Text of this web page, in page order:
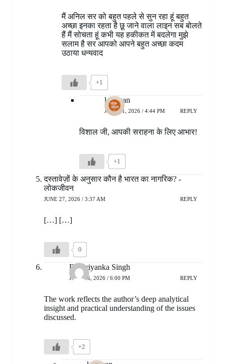
मैं अनिल सर को बहुत पहले से सुन रहा हूं बहुत
अच्छा इनका रहता है छू जाने वाला लाइन सब बोलते
हैं मैं सोचता हूं कभी यह हकीकत में बदलेगा मुझे
सलाम है सर आपको आपने बहुत अच्छा कदम
उठाया धन्यवाद
+1
lokjivan
JULY 11, 2026 / 4:44 PM REPLY
विशाल जी, आपकी सराहना के लिए आभार!
+1
दस्तावेज़ों के अनुसार कौन है भारत का नागरिक? -
लोकजीवन
JUNE 27, 2026 / 3:37 AM REPLY
[…] […]
0
Dr. Priyanka Singh
JUNE 26, 2026 / 6:00 PM REPLY
The work reflects the author’s deep analytical
insight and practical understanding of the issues
discussed.
+2